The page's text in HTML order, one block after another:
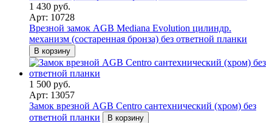
1 430 руб.
Арт: 10728
Врезной замок AGB Mediana Evolution цилиндр.
механизм (состаренная бронза) без ответной планки
В корзину
1 500 руб.
Арт: 13057
Замок врезной AGB Centro сантехнический (хром) без
ответной планки
В корзину